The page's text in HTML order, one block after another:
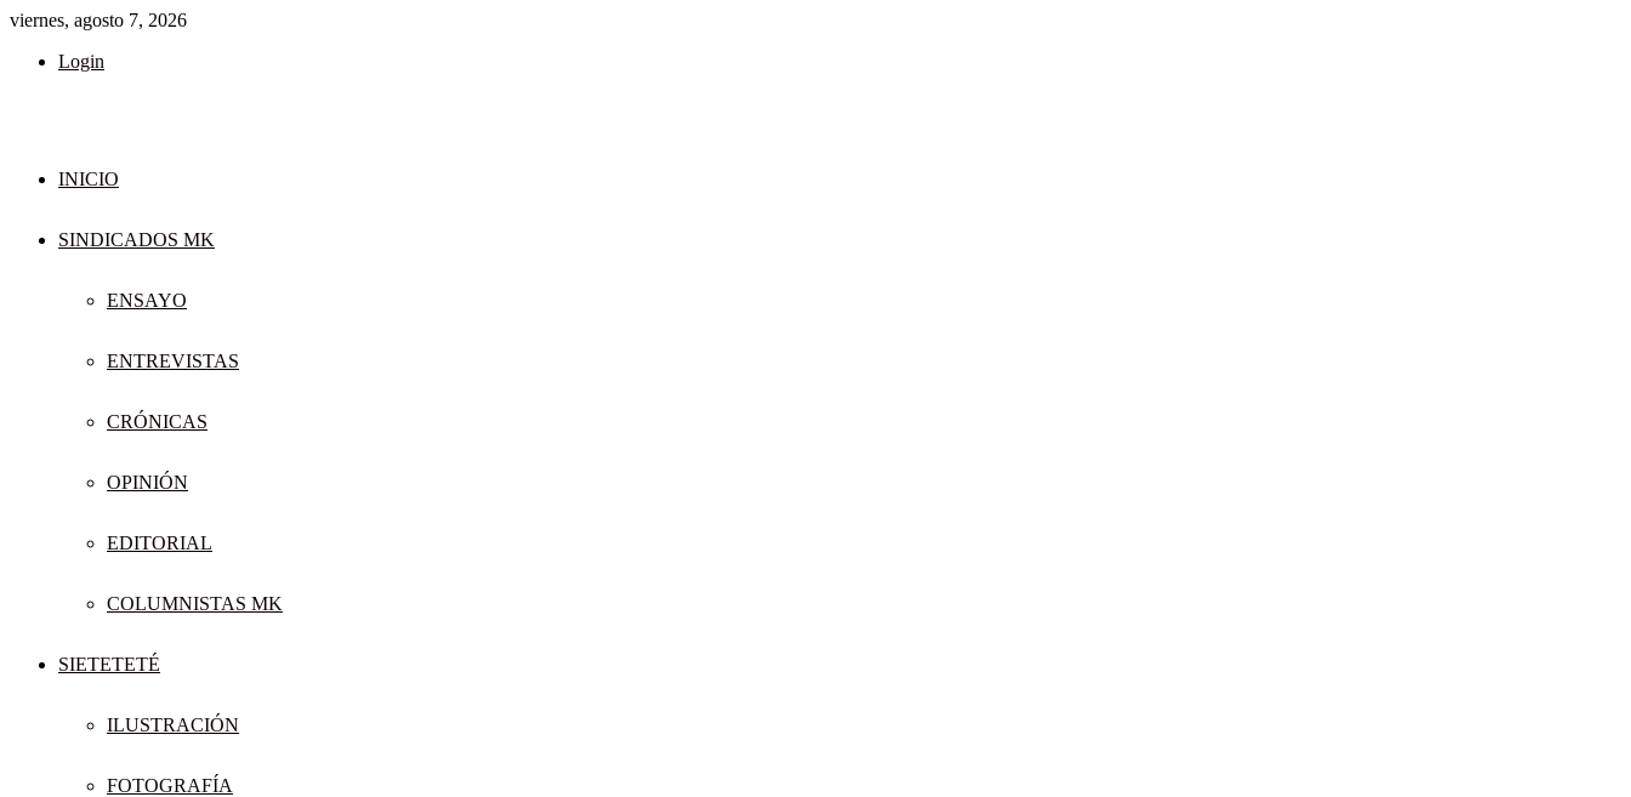
viernes, agosto 7, 2026
Login
INICIO
SINDICADOS MK
ENSAYO
ENTREVISTAS
CRÓNICAS
OPINIÓN
EDITORIAL
COLUMNISTAS MK
SIETETETÉ
ILUSTRACIÓN
FOTOGRAFÍA